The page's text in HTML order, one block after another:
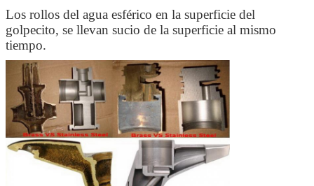
Los rollos del agua esférico en la superficie del
golpecito, se llevan sucio de la superficie al mismo
tiempo.